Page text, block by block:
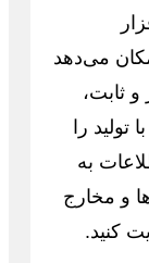
می‌دهد
و ثابت،
تولید را
به
و مخارج
کنید.